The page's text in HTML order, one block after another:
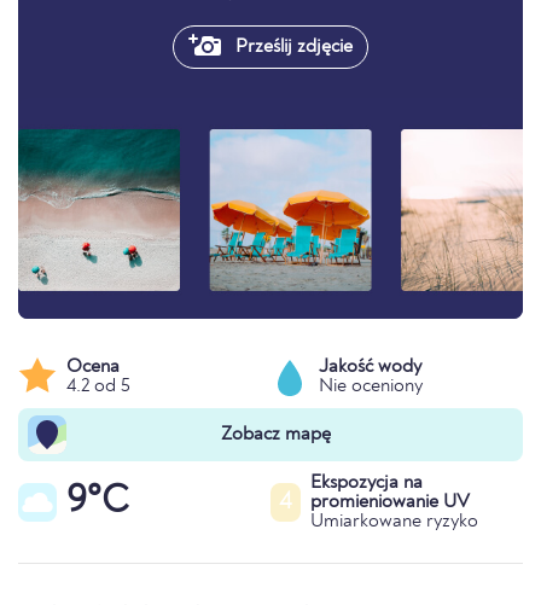
Prześlij zdjęcie
Ocena
4.2 od 5
Jakość wody
Nie oceniony
Zobacz mapę
9°C 4
Ekspozycja na
promieniowanie UV
Umiarkowane ryzyko